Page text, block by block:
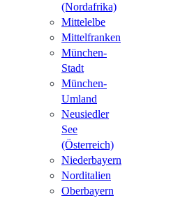
(Nordafrika)
Mittelelbe
Mittelfranken
München-
Stadt
München-
Umland
Neusiedler
See
(Österreich)
Niederbayern
Norditalien
Oberbayern